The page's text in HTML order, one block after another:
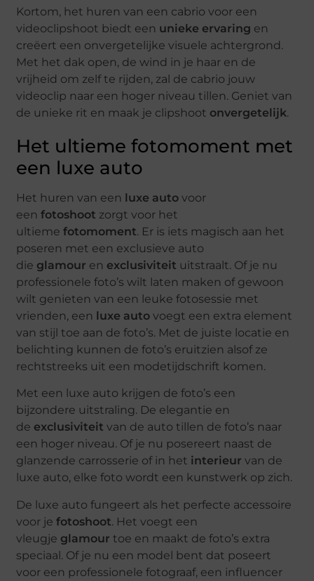
Kortom, het huren van een cabrio voor een
videoclipshoot biedt een unieke ervaring en
creëert een onvergetelijke visuele achtergrond.
Met het dak open, de wind in je haar en de
vrijheid om zelf te rijden, zal de cabrio jouw
videoclip naar een hoger niveau tillen. Geniet van
de unieke rit en maak je clipshoot onvergetelijk.
Het ultieme fotomoment met
een luxe auto
Het huren van een luxe auto voor
eenfotoshoot zorgt voor het
ultiemefotomoment. Er is iets magisch aan het
poseren met een exclusieve auto
die glamour en exclusiviteit uitstraalt. Of je nu
professionele foto’s wilt laten maken of gewoon
wilt genieten van een leuke fotosessie met
vrienden, een luxe auto voegt een extra element
van stijl toe aan de foto’s. Met de juiste locatie en
belichting kunnen de foto’s eruitzien alsof ze
rechtstreeks uit een modetijdschrift komen.
Met een luxe auto krijgen de foto’s een
bijzondere uitstraling. De elegantie en
de exclusiviteit van de auto tillen de foto’s naar
een hoger niveau. Of je nu posereert naast de
glanzende carrosserie of in het interieur van de
luxe auto, elke foto wordt een kunstwerk op zich.
De luxe auto fungeert als het perfecte accessoire
voor jefotoshoot. Het voegt een
vleugje glamour toe en maakt de foto’s extra
speciaal. Of je nu een model bent dat poseert
voor een professionele fotograaf, een influencer